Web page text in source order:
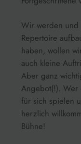
Wir werden und
Repertoire
haben, wollen
auch kleine
Aber ganz
Angebot(!). Wer
für sich spielen
herzlich
Bühne!